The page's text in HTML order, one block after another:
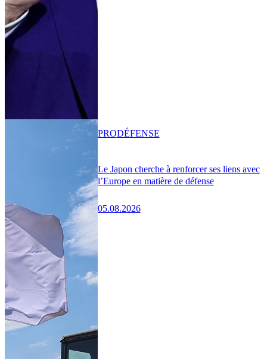
Le Japon cherche à renforcer ses liens avec
l’Europe en matière de défense
05.08.2026
PRODÉFENSE